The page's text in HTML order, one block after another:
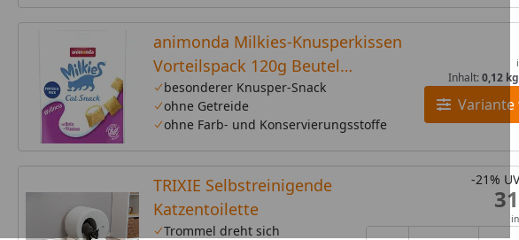
animonda Milkies-Knusperkissen
Vorteilspack 120g Beutel
Katzensnack
besonderer Knusper-Snack
ohne Getreide
ohne Farb- und Konservierungsstoffe
Variante
Inhalt:0,12 kg
TRIXIE Selbstreinigende
Katzentoilette
Trommel dreht sich
-21%